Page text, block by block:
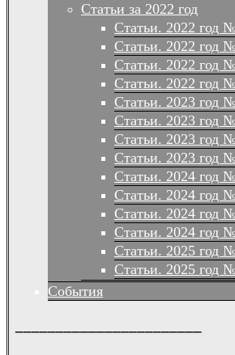
Статьи за 2022 год
Статьи. 2022 год
Статьи. 2022 год
Статьи. 2022 год
Статьи. 2022 год
Статьи. 2023 год
Статьи. 2023 год
Статьи. 2023 год
Статьи. 2023 год
Статьи. 2024 год
Статьи. 2024 год
Статьи. 2024 год
Статьи. 2024 год
Статьи. 2025 год
Статьи. 2025 год
События